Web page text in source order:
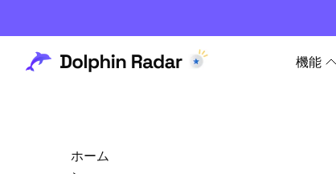
機能
ホーム